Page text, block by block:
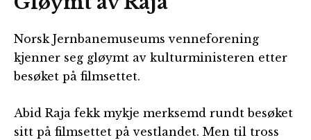
Norsk Jernbanemuseums venneforening
kjenner seg gløymt av kulturministeren etter
besøket på filmsettet.
Abid Raja fekk mykje merksemd rundt besøket
sitt på filmsettet på vestlandet. Men til tross